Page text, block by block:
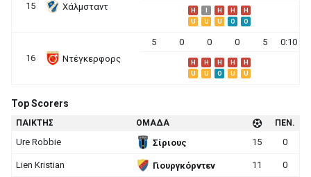
15 Χάλμσταντ H H H
H
U
U U O O
16 Ντέγκερφορς
5 0 0 0 5 0:10
H H H H
H
U
U O U U
Top Scorers
ΠΑΙΚΤΗΣ ΟΜΑΔΑ ΠΕΝ.
Ure Robbie Σίριους 15 0
Lien Kristian Γιουργκόρντεν 11 0